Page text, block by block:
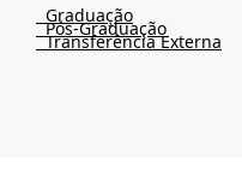
Graduação
Pós-Graduação
Transferência Externa